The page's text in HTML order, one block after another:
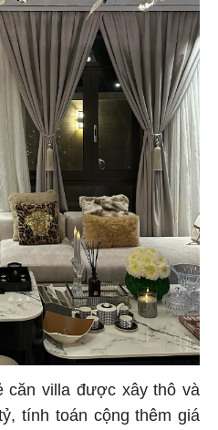
căn villa được xây thô và
tính toán cộng thêm giá